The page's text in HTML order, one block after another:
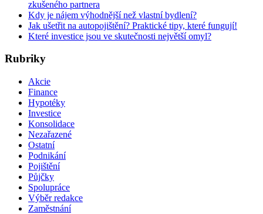
zkušeného partnera
Kdy je nájem výhodnější než vlastní bydlení?
Jak ušetřit na autopojištění? Praktické tipy, které fungují!
Které investice jsou ve skutečnosti největší omyl?
Rubriky
Akcie
Finance
Hypotéky
Investice
Konsolidace
Nezařazené
Ostatní
Podnikání
Pojištění
Půjčky
Spolupráce
Výběr redakce
Zaměstnání